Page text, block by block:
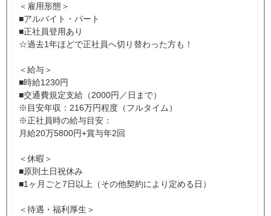
＜雇用形態＞
■アルバイト・パート
■正社員登用あり
☆過去1年ほどで正社員へ切り替わった方も！
＜給与＞
■時給1230円
■交通費規定支給（2000円／日まで）
※目安年収：216万円程度（フルタイム）
※正社員時の給与目安：
月給20万5800円+賞与年2回
＜休暇＞
■原則土日祝休み
■1ヶ月ごと7日以上（その他契約により定める日）
＜待遇・福利厚生＞